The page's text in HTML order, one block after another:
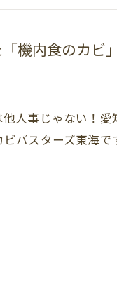
機内食のカ
人事じゃない！
バスターズ東海